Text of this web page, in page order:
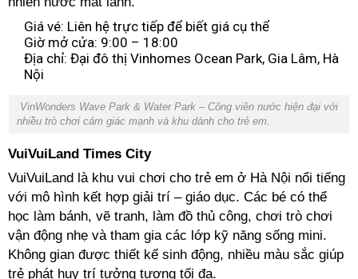
Giá vé: Liên hệ trực tiếp để biết giá cụ thể
Giờ mở cửa: 9:00 – 18:00
Địa chỉ: Đại đô thị Vinhomes Ocean Park, Gia Lâm, Hà
Nội
VinWonders Wave Park & Water Park – Công viên nước hiện đại với
nhiều trò chơi cảm giác mạnh và khu dành cho trẻ em.
VuiVuiLand Times City
VuiVuiLand là khu vui chơi cho trẻ em ở Hà Nội nổi tiếng
với mô hình kết hợp giải trí – giáo dục. Các bé có thể
học làm bánh, vẽ tranh, làm đồ thủ công, chơi trò chơi
vận động nhẹ và tham gia các lớp kỹ năng sống mini.
Không gian được thiết kế sinh động, nhiều màu sắc giúp
trẻ phát huy trí tưởng tượng tối đa.